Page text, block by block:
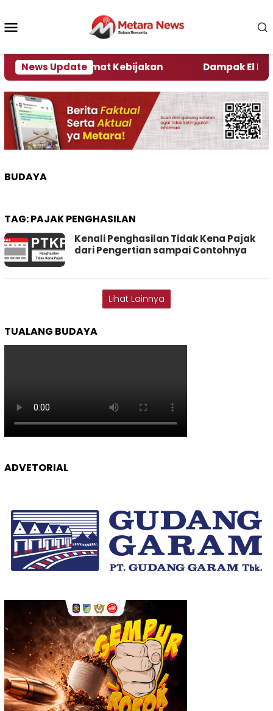
konten
News Update
Kata Pengamat Kebijakan Dampak El Nino,
BUDAYA
TAG:PAJAK PENGHASILAN
Kenali Penghasilan Tidak Kena Pajak
dari Pengertian sampai Contohnya
Lihat Lainnya
TUALANG BUDAYA
ADVETORIAL